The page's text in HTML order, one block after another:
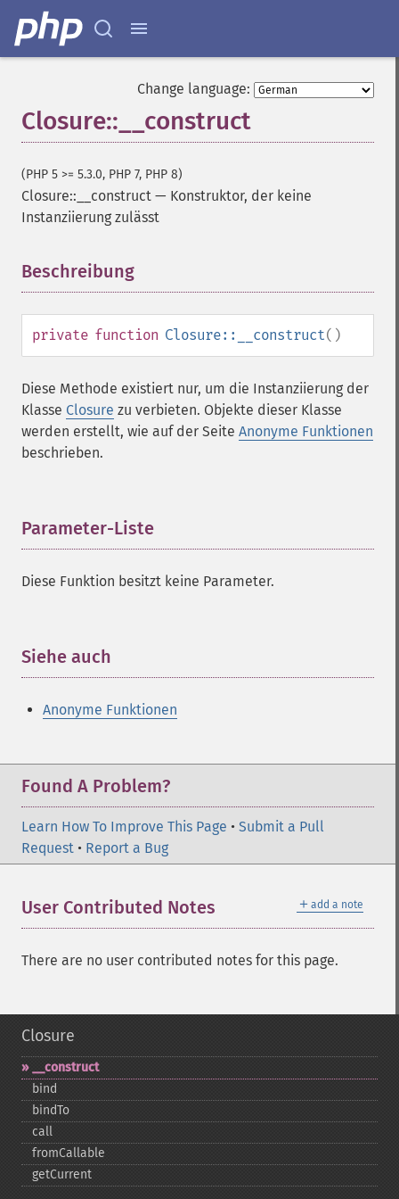
Change language:
Closure::__construct
(PHP 5 >= 5.3.0, PHP 7, PHP 8)
Closure::__construct — Konstruktor, der keine
Instanziierung zulässt
Beschreibung
private function Closure::__construct()
Diese Methode existiert nur, um die Instanziierung der
Klasse Closure zu verbieten. Objekte dieser Klasse
werden erstellt, wie auf der Seite Anonyme Funktionen
beschrieben.
Parameter-Liste
Diese Funktion besitzt keine Parameter.
Siehe auch
Anonyme Funktionen
Found A Problem?
Learn How To Improve This Page • Submit a Pull
Request • Report a Bug
＋ add a note
User Contributed Notes
There are no user contributed notes for this page.
Closure
_​_​construct
bind
bindTo
call
fromCallable
getCurrent